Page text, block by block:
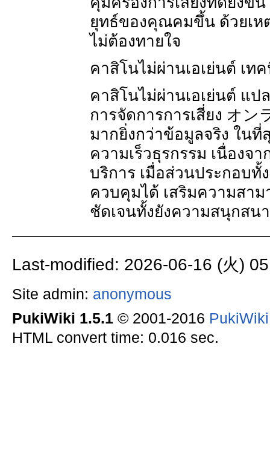
ยุทธ์ของคุณคมขึ้น ด้วยเห
ไม่ต้องทายใจ
คาสิโนไม่ผ่านเอเย่นต์ เท
คาสิโนไม่ผ่านเอเย่นต์ แป
การจัดการการเสี่ยง オ
มากยิ่งกว่าข้อมูลจริง ในที่
ความเร็วธุรกรรม เนื่องจ
บริการ เมื่อส่วนประกอบ
ควบคุมได้ เสริมความสา
ชัดเจนทั้งยังความสนุกส
Last-modified: 2026-06-16 (火)
Site admin: anonymous
PukiWiki 1.5.1© 2001-2016
HTML convert time: 0.016 sec.